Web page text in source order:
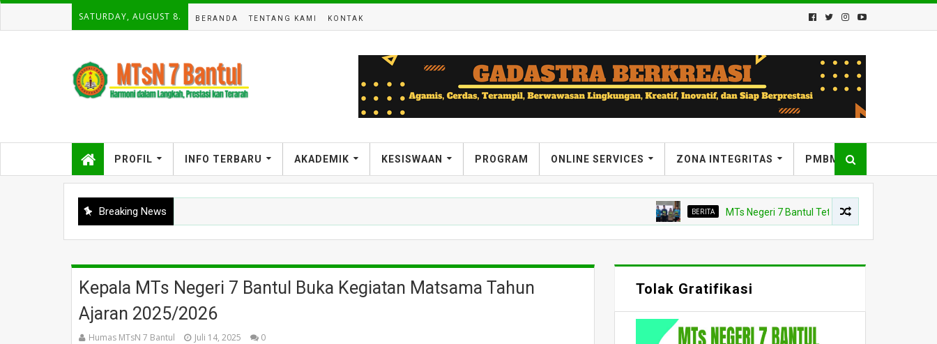
SATURDAY, AUGUST 8. BERANDA TENTANG KAMI KONTAK
PROFIL INFO TERBARU AKADEMIK KESISWAAN PROGRAM ONLINE SERVICES ZONA INTEGRITAS PMBM
Breaking News BERITA MTs Negeri 7 Bantul Tetapkan Tiga Agen Perubahan,
Kepala MTs Negeri 7 Bantul Buka Kegiatan Matsama Tahun
Ajaran 2025/2026
Humas MTsN 7 Bantul Juli 14, 2025 0
Tolak Gratifikasi